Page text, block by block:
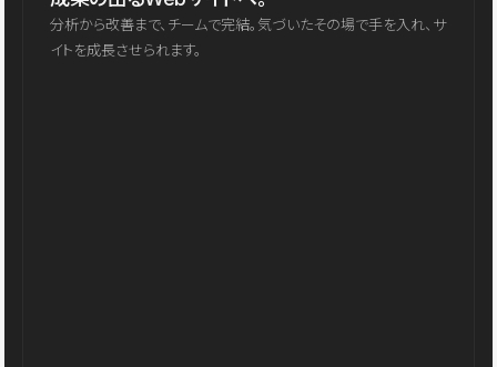
分析から改善まで、チームで完結。気づいたその場で手を入れ、サ
イトを成長させられます。